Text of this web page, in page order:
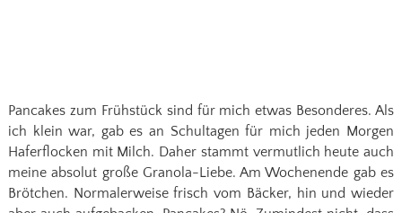
Pancakes zum Frühstück sind für mich etwas Besonderes. Als
ich klein war, gab es an Schultagen für mich jeden Morgen
Haferflocken mit Milch. Daher stammt vermutlich heute auch
meine absolut große Granola-Liebe. Am Wochenende gab es
Brötchen. Normalerweise frisch vom Bäcker, hin und wieder